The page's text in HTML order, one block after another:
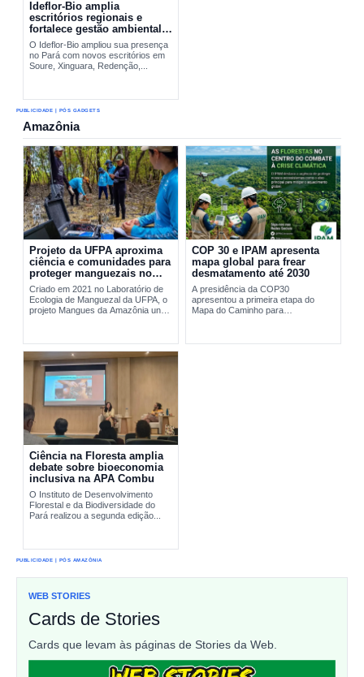
Ideflor-Bio amplia
escritórios regionais e
fortalece gestão ambiental
no Pará
O Ideflor-Bio ampliou sua presença
no Pará com novos escritórios em
Soure, Xinguara, Redenção,...
PUBLICIDADE | PÓS GADGETS
Amazônia
Projeto da UFPA aproxima
ciência e comunidades para
proteger manguezais no
Pará
Criado em 2021 no Laboratório de
Ecologia de Manguezal da UFPA, o
projeto Mangues da Amazônia une
COP 30 e IPAM apresenta
mapa global para frear
desmatamento até 2030
A presidência da COP30
apresentou a primeira etapa do
Mapa do Caminho para
Ciência na Floresta amplia
debate sobre bioeconomia
inclusiva na APA Combu
O Instituto de Desenvolvimento
Florestal e da Biodiversidade do
Pará realizou a segunda edição...
PUBLICIDADE | PÓS AMAZÔNIA
WEB STORIES
Cards de Stories
Cards que levam às páginas de Stories da Web.